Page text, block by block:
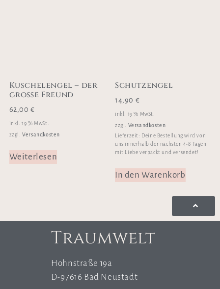
Kuschelengel – der
große Freund
62,00€
inkl. 19 % MwSt.
zzgl.Versandkosten
Weiterlesen
Schutzengel
14,90 €
inkl. 19 % MwSt.
zzgl. Versandkosten
Lieferzeit: Deine Bestellung wird von
uns innerhalb der nächsten 4-8 Tagen
mit Liebe verpackt und versendet!
In den Warenkorb
Traumwelt
Hohnstraße 19a
D-97616 Bad Neustadt